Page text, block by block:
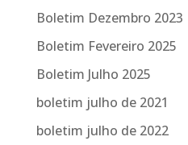
Boletim Dezembro 2023
Boletim Fevereiro 2025
Boletim Julho 2025
boletim julho de 2021
boletim julho de 2022